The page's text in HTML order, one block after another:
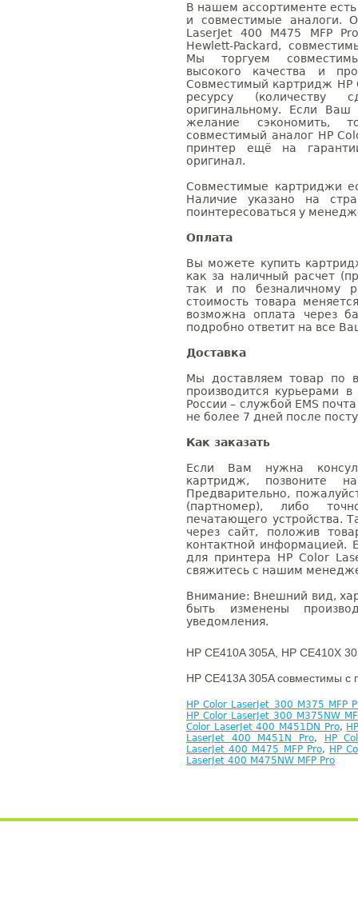
В нашем ассортименте
и совместимые аналоги.
LaserJet 400 M475 MFP
Hewlett-Packard,
Мы торгуем
высокого качества и
Совместимый картридж HP
ресурсу (количеству
оригинальному. Если
желание сэкономить,
совместимый аналог HP
принтер ещё на
оригинал.
Совместимые картриджи
Наличие указано на
поинтересоваться у
Оплата
Вы можете купить
как за наличный расчет
так и по безналичному
стоимость товара
возможна оплата через
подробно ответит на все
Доставка
Мы доставляем товар по
производится курьерами
России – службой EMS
не более 7 дней после
Как заказать
Если Вам нужна
картридж, позвоните
Предварительно,
(партномер), либо
печатающего устройства.
через сайт, положив
контактной информацией.
для принтера HP Color
свяжитесь с нашим
Внимание: Внешний вид,
быть изменены
уведомления.
HP CE410A 305A, HP CE410X
HP CE413A 305A совместимы с
HP Color LaserJet 300 M375 MFP
HP Color LaserJet 300 M375NW
Color LaserJet 400 M451DN Pro,
LaserJet 400 M451N Pro,
HP
LaserJet 400 M475 MFP Pro, HP
LaserJet 400 M475NW MFP Pro